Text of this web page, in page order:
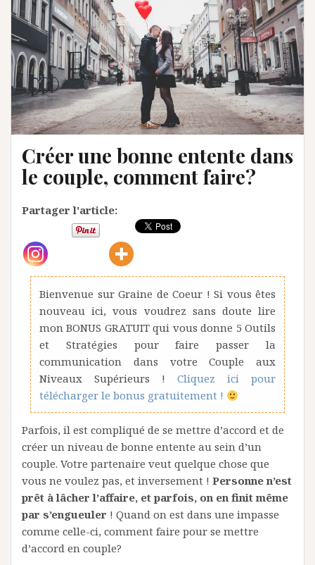
Créer une bonne entente dans
le couple, comment faire?
Partager l'article:
Bienvenue sur Graine de Coeur ! Si vous êtes
nouveau ici, vous voudrez sans doute lire
mon BONUS GRATUIT qui vous donne 5 Outils
et Stratégies pour faire passer la
communication dans votre Couple aux
Niveaux Supérieurs ! Cliquez ici pour
télécharger le bonus gratuitement !
Parfois, il est compliqué de se mettre d’accord et de
créer un niveau de bonne entente au sein d’un
couple. Votre partenaire veut quelque chose que
vous ne voulez pas, et inversement ! Personne n’est
prêt à lâcher l’affaire, et parfois, on en finit même
par s’engueuler ! Quand on est dans une impasse
comme celle-ci, comment faire pour se mettre
d’accord en couple?